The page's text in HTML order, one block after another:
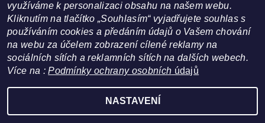
Facebook | Heureka.cz
2026 ©FoltynTextil.cz, všechna práva vyhrazenaUpravit nastavení cookies
využíváme k personalizaci obsahu na našem webu.
Kliknutím na tlačítko „Souhlasím“ vyjadřujete souhlas s
používáním cookies a předáním údajů o Vašem chování
na webu za účelem zobrazení cílené reklamy na
sociálních sítích a reklamních sítích na dalších webech.
Více na :Podmínky ochrany osobních údajů
NASTAVENÍ